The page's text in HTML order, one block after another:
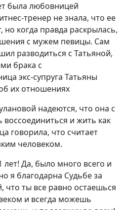
была любовницей
тренер не знала, что ее
когда правда раскрылась,
с мужем певицы. Сам
разводиться с Татьяной,
брака с
экс-супруга Татьяны
их отношениях
надеются, что она с
и жить как
говорила, что считает
человеком.
лет! Да, было много всего и
я благодарна Судьбе за
что ты все равно остаешься
и всегда можешь